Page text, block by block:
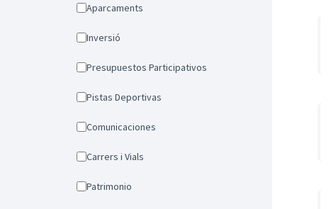
Aparcaments
Inversió
Presupuestos Participativos
Pistas Deportivas
Comunicaciones
Carrers i Vials
Patrimonio